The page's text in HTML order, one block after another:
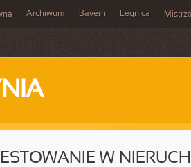
Archiwum Bayern Legnica
W